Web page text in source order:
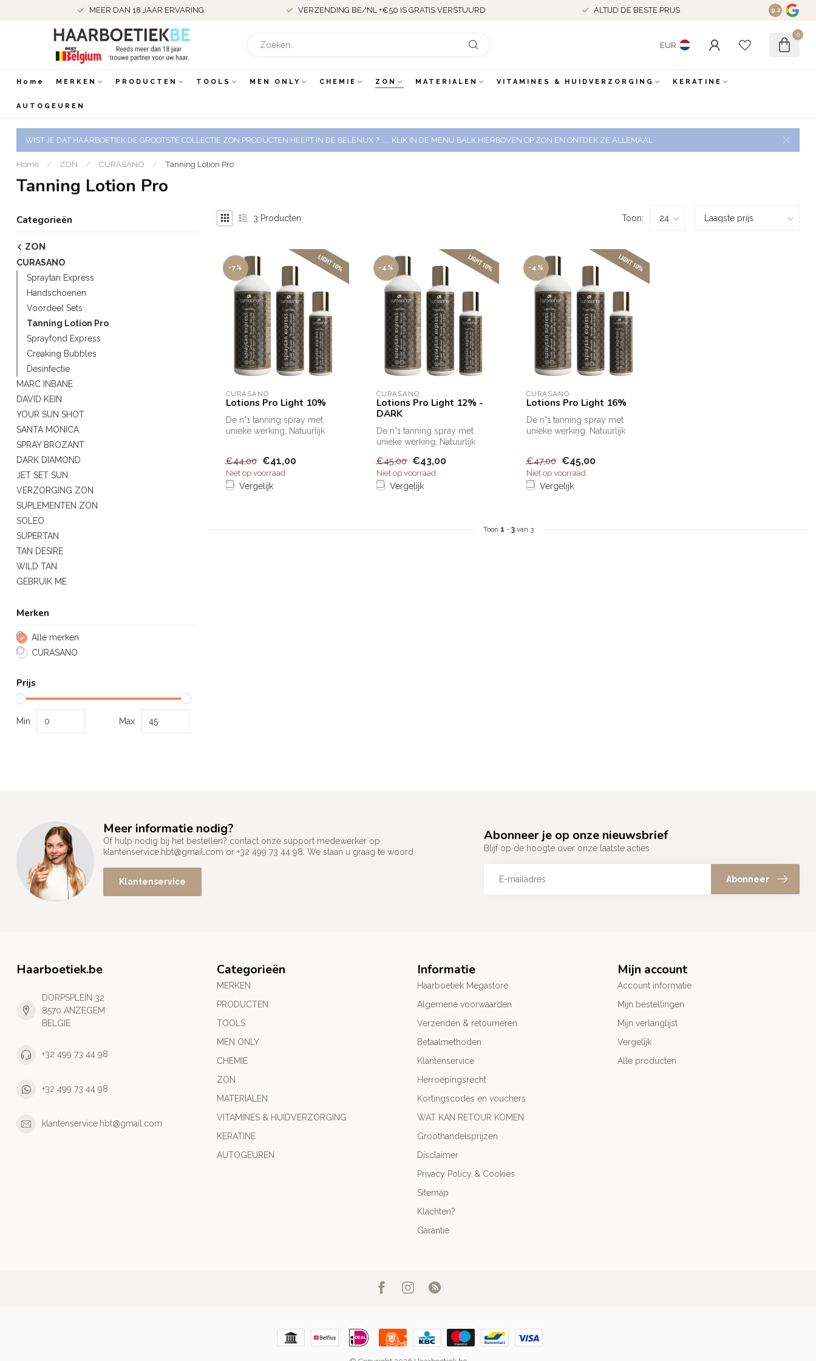
MEER DAN 18 JAAR ERVARING VERZENDING BE/NL +€50 IS GRATIS VERSTUURD ALTIJD DE BESTE PRIJS 9.2
EUR
0
Home MERKEN PRODUCTEN TOOLS MEN ONLY CHEMIE ZON MATERIALEN VITAMINES & HUIDVERZORGING KERATINE
AUTOGEUREN
WIST JE DAT HAARBOETIEK DE GROOTSTE COLLECTIE ZON PRODUCTEN HEEFT IN DE BELENUX ? ..... KLIK IN DE MENU BALK HIERBOVEN OP ZON EN ONTDEK ZE ALLEMAAL
Home / ZON / CURASANO / Tanning Lotion Pro
Tanning Lotion Pro
Categorieën
ZON
CURASANO
Spraytan Express
Handschoenen
Voordeel Sets
Tanning Lotion Pro
Sprayfond Express
Creaking Bubbles
Desinfectie
MARC INBANE
DAVID KEIN
YOUR SUN SHOT
SANTA MONICA
SPRAY BROZANT
DARK DIAMOND
JET SET SUN
VERZORGING ZON
SUPLEMENTEN ZON
SOLEO
SUPERTAN
TAN DESIRE
WILD TAN
GEBRUIK ME
Merken
Alle merken
CURASANO
Prijs
Min Max
3 Producten Toon:
-7%
CURASANO
Lotions Pro Light 10%
De n°1 tanning spray met
unieke werking. Natuurlijk
€44,00 €41,00
Niet op voorraad
Vergelijk
-4%
CURASANO
Lotions Pro Light 12% -
DARK
De n°1 tanning spray met
unieke werking. Natuurlijk
C...
€45,00 €43,00
Niet op voorraad
Vergelijk
-4%
CURASANO
Lotions Pro Light 16%
De n°1 tanning spray met
unieke werking. Natuurlijk
€47,00 €45,00
Niet op voorraad
Vergelijk
Toon 1 - 3van 3
Meer informatie nodig?
Of hulp nodig bij het bestellen? contact onze support medewerker op
klantenservice.hbt@gmail.com or +32 499 73 44 98. We staan u graag te woord
Klantenservice
Abonneer je op onze nieuwsbrief
Blijf op de hoogte over onze laatste acties
Abonneer
Haarboetiek.be
DORPSPLEIN 32
8570 ANZEGEM
BELGIE
+32 499 73 44 98
+32 499 73 44 98
klantenservice.hbt@gmail.com
Categorieën
MERKEN
PRODUCTEN
TOOLS
MEN ONLY
CHEMIE
ZON
MATERIALEN
VITAMINES & HUIDVERZORGING
KERATINE
AUTOGEUREN
Informatie
Haarboetiek Megastore
Algemene voorwaarden
Verzenden & retourneren
Betaalmethoden
Klantenservice
Herroepingsrecht
Kortingscodes en vouchers
WAT KAN RETOUR KOMEN
Groothandelsprijzen
Disclaimer
Privacy Policy & Cookies
Sitemap
Klachten?
Garantie
Mijn account
Account informatie
Mijn bestellingen
Mijn verlanglijst
Vergelijk
Alle producten